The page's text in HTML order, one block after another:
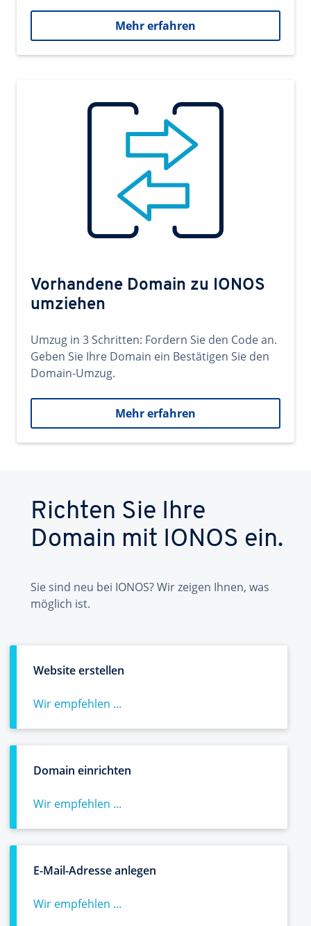
Mehr erfahren
Vorhandene Domain zu IONOS
umziehen
Umzug in 3 Schritten: Fordern Sie den Code an.
Geben Sie Ihre Domain ein Bestätigen Sie den
Domain-Umzug.
Mehr erfahren
Richten Sie Ihre
Domain mit IONOS ein.
Sie sind neu bei IONOS? Wir zeigen Ihnen, was
möglich ist.
Website erstellen
Wir empfehlen ...
Domain einrichten
Wir empfehlen ...
E-Mail-Adresse anlegen
Wir empfehlen ...